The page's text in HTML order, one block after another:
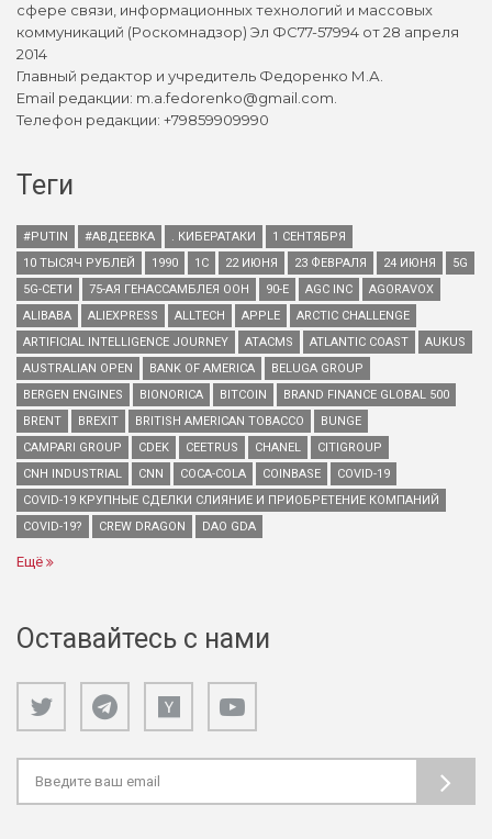
сфере связи, информационных технологий и массовых
коммуникаций (Роскомнадзор) Эл ФС77-57994 от 28 апреля
2014
Главный редактор и учредитель Федоренко М.А.
Email редакции: m.a.fedorenko@gmail.com.
Телефон редакции: +79859909990
Теги
#PUTIN #АВДЕЕВКА . КИБЕРАТАКИ
1 СЕНТЯБРЯ
10 ТЫСЯЧ РУБЛЕЙ
1990 1С 22 ИЮНЯ 23 ФЕВРАЛЯ 24 ИЮНЯ
5G
5G-СЕТИ
75-АЯ ГЕНАССАМБЛЕЯ ООН 90-Е AGC INC
AGORAVOX
ALIBABA
ALIEXPRESS ALLTECH APPLE
ARCTIC CHALLENGE
ARTIFICIAL INTELLIGENCE JOURNEY
ATACMS ATLANTIC COAST
AUKUS
AUSTRALIAN OPEN
BANK OF AMERICA
BELUGA GROUP
BERGEN ENGINES
BIONORICA BITCOIN
BRAND FINANCE GLOBAL 500
BRENT
BREXIT BRITISH AMERICAN TOBACCO
BUNGE
CAMPARI GROUP
CDEK CEETRUS CHANEL
CITIGROUP
CNH INDUSTRIAL
CNN COCA-COLA COINBASE
COVID-19
COVID-19 КРУПНЫЕ СДЕЛКИ СЛИЯНИЕ И ПРИОБРЕТЕНИЕ КОМПАНИЙ
COVID-19?
CREW DRAGON DAO GDA
Ещё
Оставайтесь с нами